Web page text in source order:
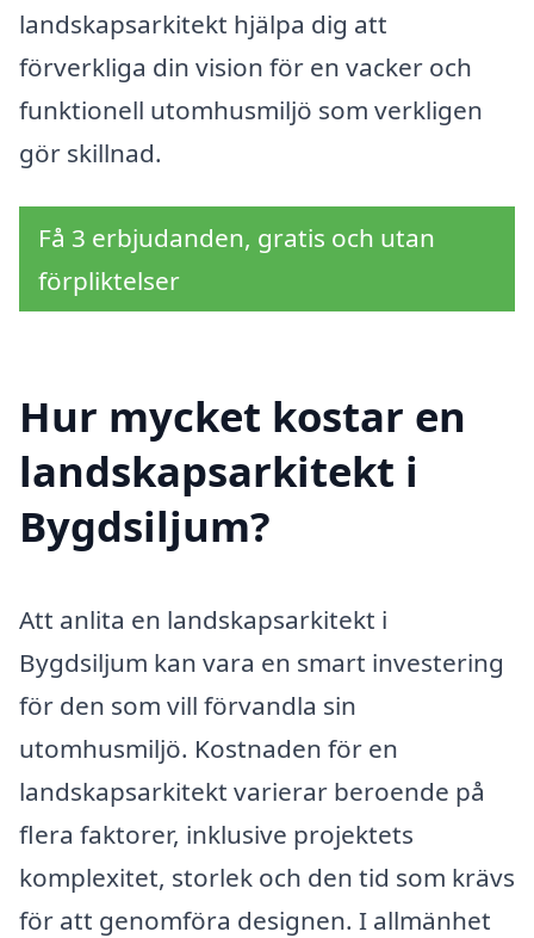
landskapsarkitekt hjälpa dig att
förverkliga din vision för en vacker och
funktionell utomhusmiljö som verkligen
gör skillnad.
Få 3 erbjudanden, gratis och utan
förpliktelser
Hur mycket kostar en
landskapsarkitekt i
Bygdsiljum?
Att anlita en landskapsarkitekt i
Bygdsiljum kan vara en smart investering
för den som vill förvandla sin
utomhusmiljö. Kostnaden för en
landskapsarkitekt varierar beroende på
flera faktorer, inklusive projektets
komplexitet, storlek och den tid som krävs
för att genomföra designen. I allmänhet